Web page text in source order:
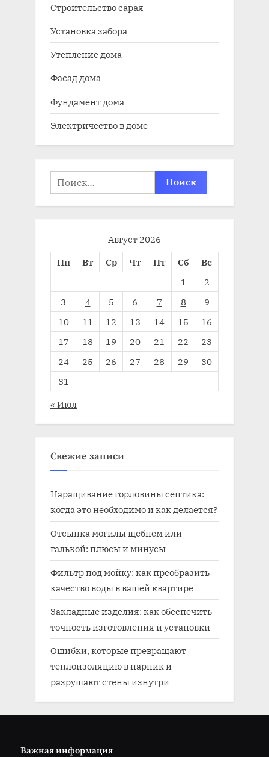
Строительство сарая
Установка забора
Утепление дома
Фасад дома
Фундамент дома
Электричество в доме
Найти:
Август 2026
Пн
Вт Ср Чт Пт Сб
Вс
1
2
3
4 5 6 7 8
9
10
11 12 13 14 15
16
17
18 19 20 21 22
23
24
25 26 27 28 29
30
31
« Июл
Свежие записи
Наращивание горловины септика:
когда это необходимо и как делается?
Отсыпка могилы щебнем или
галькой: плюсы и минусы
Фильтр под мойку: как преобразить
качество воды в вашей квартире
Закладные изделия: как обеспечить
точность изготовления и установки
Ошибки, которые превращают
теплоизоляцию в парник и
разрушают стены изнутри
Важная информация